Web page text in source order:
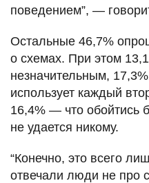
поведением”, —
Остальные 46,7%
о схемах. При этом
незначительным,
использует каждый
16,4% — что обойтись
не удается никому.
“Конечно, это всего
отвечали люди не про